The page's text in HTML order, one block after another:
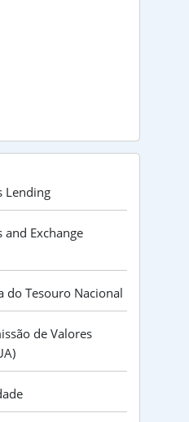
Lending
and Exchange
do Tesouro Nacional
de Valores